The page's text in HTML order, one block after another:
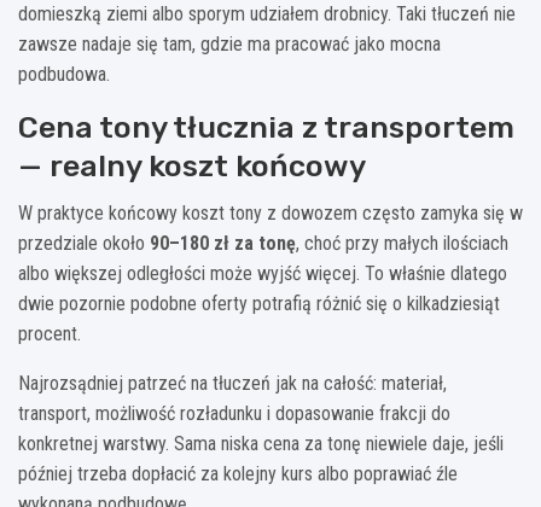
domieszką ziemi albo sporym udziałem drobnicy. Taki tłuczeń nie
zawsze nadaje się tam, gdzie ma pracować jako mocna
podbudowa.
Cena tony tłucznia z transportem
— realny koszt końcowy
W praktyce końcowy koszt tony z dowozem często zamyka się w
przedziale około 90–180 zł za tonę, choć przy małych ilościach
albo większej odległości może wyjść więcej. To właśnie dlatego
dwie pozornie podobne oferty potrafią różnić się o kilkadziesiąt
procent.
Najrozsądniej patrzeć na tłuczeń jak na całość: materiał,
transport, możliwość rozładunku i dopasowanie frakcji do
konkretnej warstwy. Sama niska cena za tonę niewiele daje, jeśli
później trzeba dopłacić za kolejny kurs albo poprawiać źle